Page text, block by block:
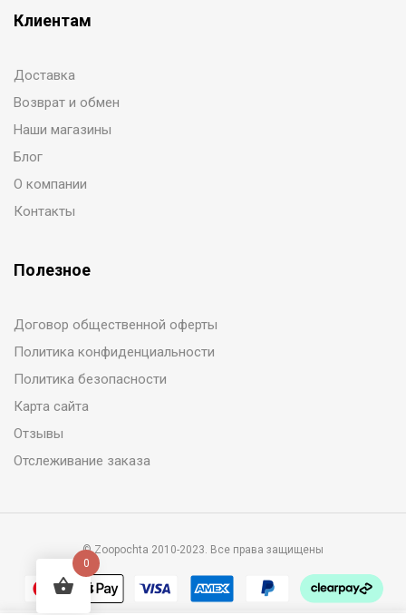
Клиентам
Доставка
Возврат и обмен
Наши магазины
Блог
О компании
Контакты
Полезное
Договор общественной оферты
Политика конфиденциальности
Политика безопасности
Карта сайта
Отзывы
Отслеживание заказа
© Zoopochta 2010-2023. Все права защищены
0